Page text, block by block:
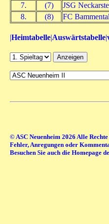
7.
(7) JSG
8.
(8) FC
|Heimtabelle|Auswärtstabelle|
© ASC Neuenheim 2026 Alle
Fehler, Anregungen oder
Besuchen Sie auch die Homepage